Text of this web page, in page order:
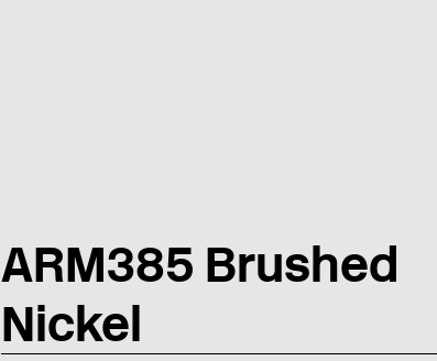
ARM385 Brushed
Nickel